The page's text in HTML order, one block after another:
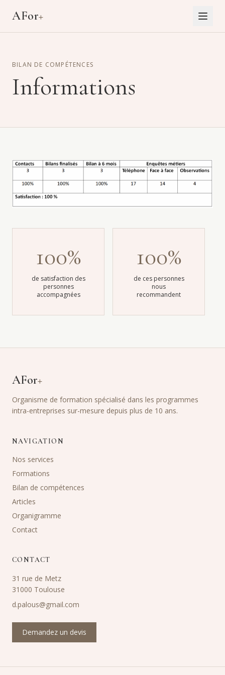
AFor+
BILAN DE COMPÉTENCES
Informations
100%
de satisfaction des
personnes
accompagnées
100%
de ces personnes
nous
recommandent
AFor+
Organisme de formation spécialisé dans les programmes
intra-entreprises sur-mesure depuis plus de 10 ans.
NAVIGATION
Nos services
Formations
Bilan de compétences
Articles
Organigramme
Contact
CONTACT
31 rue de Metz
31000 Toulouse
d.palous@gmail.com
Demandez un devis